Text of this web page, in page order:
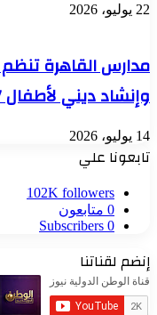
22 يوليو، 2026
مدارس القاهرة
وإنشاد ديني لأطفال 57357
14 يوليو، 2026
تابعونا علي
102K followers
0 متابعون
0
Subscribers
إنضم لقناتنا